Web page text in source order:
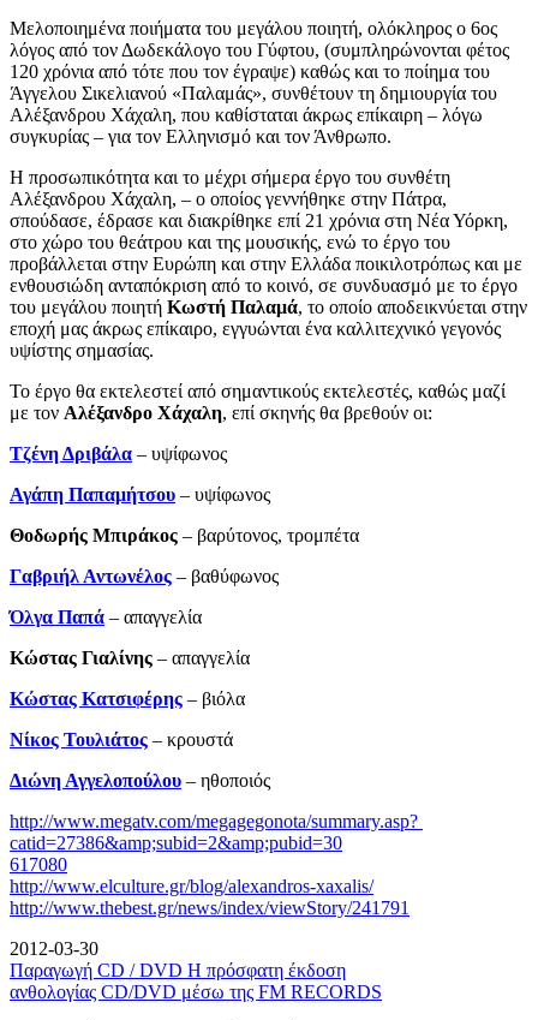
Μελοποιημένα ποιήματα του μεγάλου ποιητή, ολόκληρος ο 6ος
λόγος από τον Δωδεκάλογο του Γύφτου, (συμπληρώνονται φέτος
120 χρόνια από τότε που τον έγραψε) καθώς και το ποίημα του
Άγγελου Σικελιανού «Παλαμάς», συνθέτουν τη δημιουργία του
Αλέξανδρου Χάχαλη, που καθίσταται άκρως επίκαιρη – λόγω
συγκυρίας – για τον Ελληνισμό και τον Άνθρωπο.
Η προσωπικότητα και το μέχρι σήμερα έργο του συνθέτη
Αλέξανδρου Χάχαλη, – ο οποίος γεννήθηκε στην Πάτρα,
σπούδασε, έδρασε και διακρίθηκε επί 21 χρόνια στη Νέα Υόρκη,
στο χώρο του θεάτρου και της μουσικής, ενώ το έργο του
προβάλλεται στην Ευρώπη και στην Ελλάδα ποικιλοτρόπως και με
ενθουσιώδη ανταπόκριση από το κοινό, σε συνδυασμό με το έργο
του μεγάλου ποιητή Κωστή Παλαμά, το οποίο αποδεικνύεται στην
εποχή μας άκρως επίκαιρο, εγγυώνται ένα καλλιτεχνικό γεγονός
υψίστης σημασίας.
Το έργο θα εκτελεστεί από σημαντικούς εκτελεστές, καθώς μαζί
με τον Αλέξανδρο Χάχαλη, επί σκηνής θα βρεθούν οι:
Τζένη Δριβάλα – υψίφωνος
Αγάπη Παπαμήτσου – υψίφωνος
Θοδωρής Μπιράκος – βαρύτονος, τρομπέτα
Γαβριήλ Αντωνέλος – βαθύφωνος
Όλγα Παπά – απαγγελία
Κώστας Γιαλίνης ­– απαγγελία
Κώστας Κατσιφέρης – βιόλα
Νίκος Τουλιάτος – κρουστά
Διώνη Αγγελοπούλου – ηθοποιός
http://www.megatv.com/megagegonota/summary.asp?
catid=27386&amp;subid=2&amp;pubid=30
617080
http://www.elculture.gr/blog/alexandros-xaxalis/
http://www.thebest.gr/news/index/viewStory/241791
2012-03-30
Παραγωγή CD / DVD Η πρόσφατη έκδοση
ανθολογίας CD/DVD μέσω της FM RECORDS